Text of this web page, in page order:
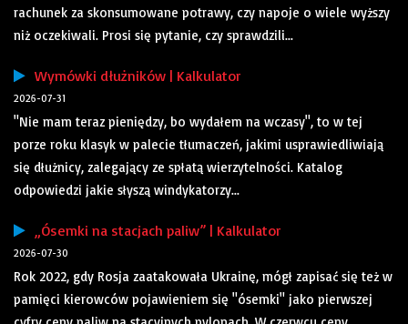
rachunek za skonsumowane potrawy, czy napoje o wiele wyższy
niż oczekiwali. Prosi się pytanie, czy sprawdzili...
Wymówki dłużników | Kalkulator
2026-07-31
"Nie mam teraz pieniędzy, bo wydałem na wczasy", to w tej
porze roku klasyk w palecie tłumaczeń, jakimi usprawiedliwiają
się dłużnicy, zalegający ze spłatą wierzytelności. Katalog
odpowiedzi jakie słyszą windykatorzy...
„Ósemki na stacjach paliw” | Kalkulator
2026-07-30
Rok 2022, gdy Rosja zaatakowała Ukrainę, mógł zapisać się też w
pamięci kierowców pojawieniem się "ósemki" jako pierwszej